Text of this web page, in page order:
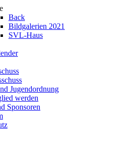
Back
Bildgalerien 2021
SVL-Haus
Jugendordnung
werden
Sponsoren